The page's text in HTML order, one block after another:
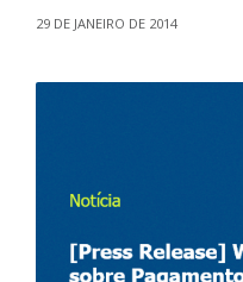
O
29 DE JANEIRO DE 2014